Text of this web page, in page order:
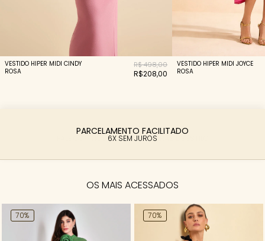
VESTIDO HIPER MIDI CINDY
ROSA
R$ 498,00
R$208,00
VESTIDO HIPER MIDI JOYCE
ROSA
PARCELAMENTO FACILITADO
6X SEM JUROS
OS MAIS ACESSADOS
70% 70%